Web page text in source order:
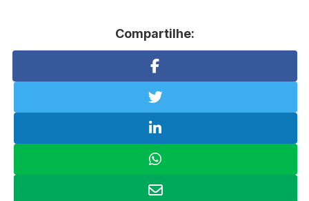
Compartilhe: